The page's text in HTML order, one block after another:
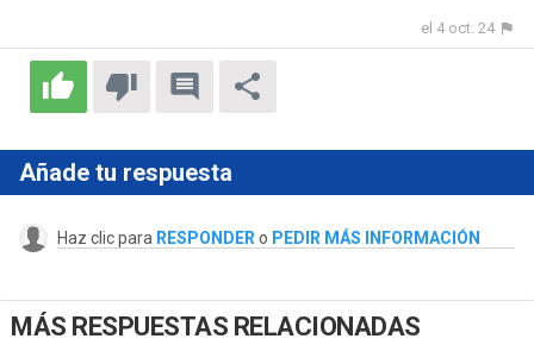
el 4 oct. 24
Añade tu respuesta
Haz clic para RESPONDER o PEDIR MÁS INFORMACIÓN
MÁS RESPUESTAS RELACIONADAS